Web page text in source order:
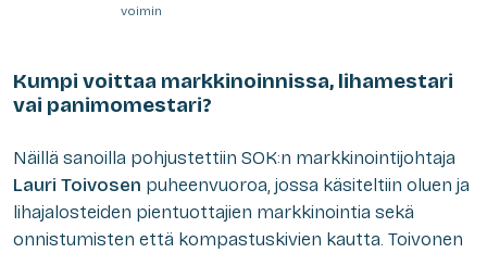
voimin
Kumpi voittaa markkinoinnissa, lihamestari
vai panimomestari?
Näillä sanoilla pohjustettiin SOK:n markkinointijohtaja
Lauri Toivosen puheenvuoroa, jossa käsiteltiin oluen ja
lihajalosteiden pientuottajien markkinointia sekä
onnistumisten että kompastuskivien kautta. Toivonen